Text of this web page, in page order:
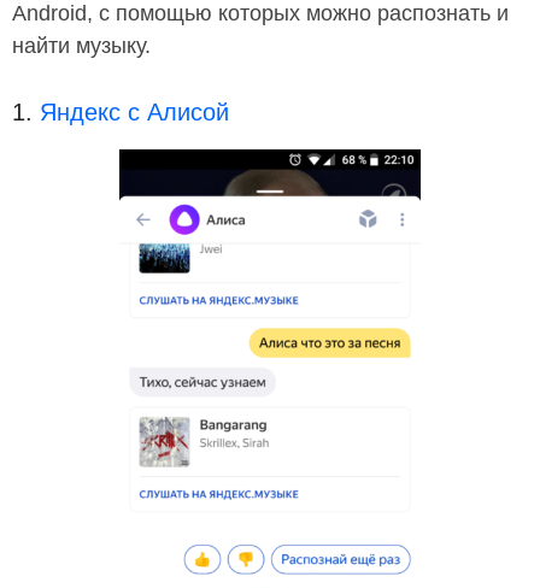
Android, с помощью которых можно распознать и
найти музыку.
1. Яндекс с Алисой